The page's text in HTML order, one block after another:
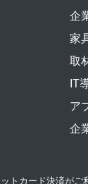
企
家
取
IT
ア
企
トカード決済がご